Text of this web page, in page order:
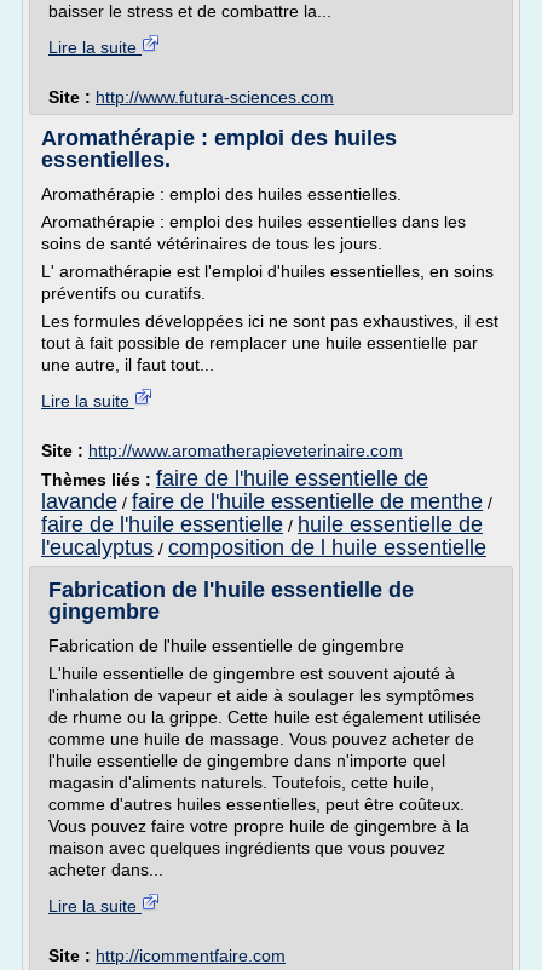
baisser le stress et de combattre la...
Lire la suite
Site : http://www.futura-sciences.com
Aromathérapie : emploi des huiles
essentielles.
Aromathérapie : emploi des huiles essentielles.
Aromathérapie : emploi des huiles essentielles dans les
soins de santé vétérinaires de tous les jours.
L' aromathérapie est l'emploi d'huiles essentielles, en soins
préventifs ou curatifs.
Les formules développées ici ne sont pas exhaustives, il est
tout à fait possible de remplacer une huile essentielle par
une autre, il faut tout...
Lire la suite
Site : http://www.aromatherapieveterinaire.com
Thèmes liés : faire de l'huile essentielle de
lavande / faire de l'huile essentielle de menthe /
faire de l'huile essentielle / huile essentielle de
l'eucalyptus / composition de l huile essentielle
Fabrication de l'huile essentielle de
gingembre
Fabrication de l'huile essentielle de gingembre
L'huile essentielle de gingembre est souvent ajouté à
l'inhalation de vapeur et aide à soulager les symptômes
de rhume ou la grippe. Cette huile est également utilisée
comme une huile de massage. Vous pouvez acheter de
l'huile essentielle de gingembre dans n'importe quel
magasin d'aliments naturels. Toutefois, cette huile,
comme d'autres huiles essentielles, peut être coûteux.
Vous pouvez faire votre propre huile de gingembre à la
maison avec quelques ingrédients que vous pouvez
acheter dans...
Lire la suite
Site : http://icommentfaire.com